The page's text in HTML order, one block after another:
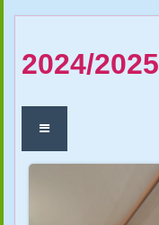
2024/2025